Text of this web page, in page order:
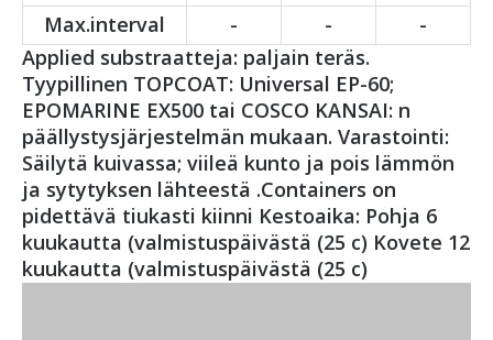
Max.interval
- -
-
Applied substraatteja: paljain teräs.
Tyypillinen TOPCOAT: Universal EP-60;
EPOMARINE EX500 tai COSCO KANSAI: n
päällystysjärjestelmän mukaan. Varastointi:
Säilytä kuivassa; viileä kunto ja pois lämmön
ja sytytyksen lähteestä .Containers on
pidettävä tiukasti kiinni Kestoaika: Pohja 6
kuukautta (valmistuspäivästä (25 c) Kovete 12
kuukautta (valmistuspäivästä (25 c)